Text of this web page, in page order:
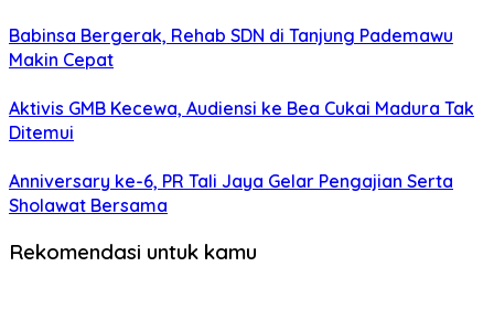
Babinsa Bergerak, Rehab SDN di Tanjung Pademawu
Makin Cepat
Aktivis GMB Kecewa, Audiensi ke Bea Cukai Madura Tak
Ditemui
Anniversary ke-6, PR Tali Jaya Gelar Pengajian Serta
Sholawat Bersama
Rekomendasi untuk kamu